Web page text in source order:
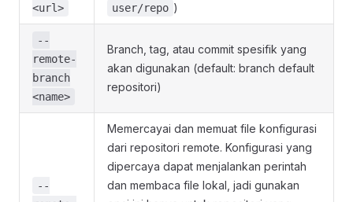
<url>
user/repo )
--
remote-
branch
<name>
Branch, tag, atau commit spesifik yang
akan digunakan (default: branch default
repositori)
--
Memercayai dan memuat file konfigurasi
dari repositori remote. Konfigurasi yang
dipercaya dapat menjalankan perintah
dan membaca file lokal, jadi gunakan